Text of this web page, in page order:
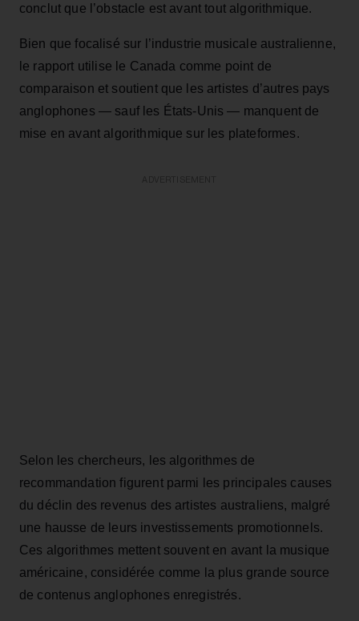
conclut que l’obstacle est avant tout algorithmique.
Bien que focalisé sur l’industrie musicale australienne,
le rapport utilise le Canada comme point de
comparaison et soutient que les artistes d’autres pays
anglophones — sauf les États-Unis — manquent de
mise en avant algorithmique sur les plateformes.
Selon les chercheurs, les algorithmes de
recommandation figurent parmi les principales causes
du déclin des revenus des artistes australiens, malgré
une hausse de leurs investissements promotionnels.
Ces algorithmes mettent souvent en avant la musique
américaine, considérée comme la plus grande source
de contenus anglophones enregistrés.